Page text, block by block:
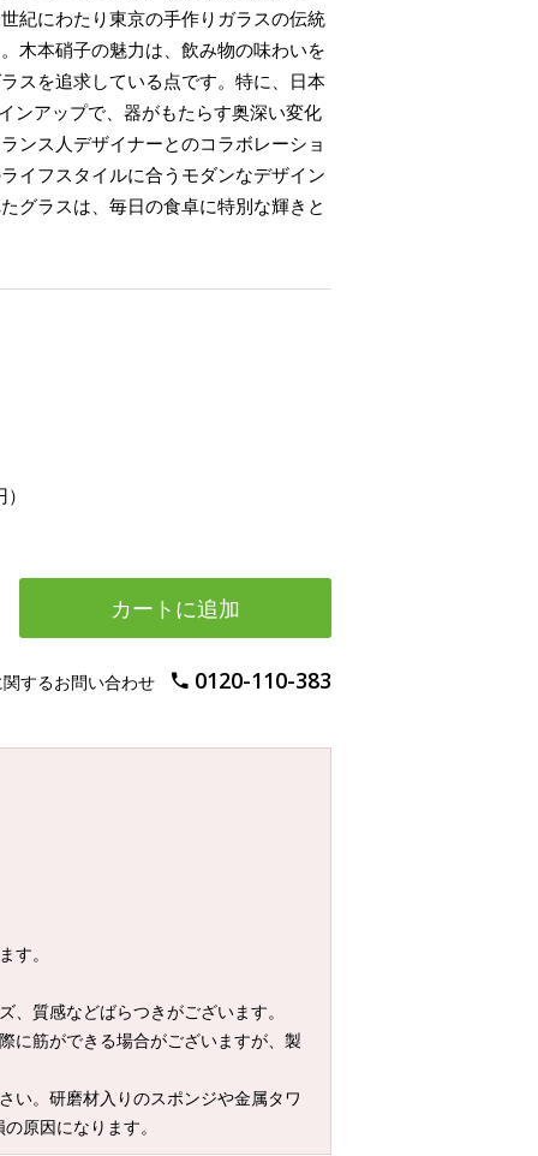
紀にわたり東京の手作りガラスの伝統
木本硝子の魅力は、飲み物の味わいを
スを追求している点です。特に、日本
ンアップで、器がもたらす奥深い変化
ンス人デザイナーとのコラボレーショ
イフスタイルに合うモダンなデザイン
グラスは、毎日の食卓に特別な輝きと
カートに追加
するお問い合わせ 0120-110-383
す。
質感などばらつきがございます。
に筋ができる場合がございますが、製
い。研磨材入りのスポンジや金属タワ
原因になります。